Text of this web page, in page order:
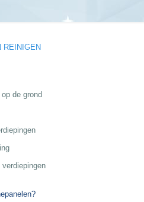
REINIGEN
de grond